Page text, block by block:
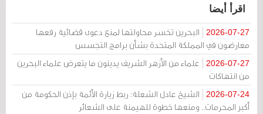
اقرأ أيضا
2026-07-27
البحرين تخسر محاولتها لمنع دعوى قضائية رفعها
معارضون في المملكة المتحدة بشأن برامج التجسس
2026-07-27
علماء من الأزهر الشريف يدينون ما يتعرض علماء البحرين
من انتهاكات
2026-07-24
الشيخ عادل الشعلة: ربط زيارة الأئمة بإذن الحكومة من
أكبر المحرمات.. ومنعها خطوة للهيمنة على الشعائر